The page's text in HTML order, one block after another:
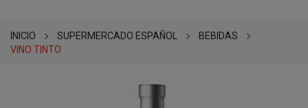
INICIO SUPERMERCADO ESPAÑOL
BEBIDAS
VINO TINTO